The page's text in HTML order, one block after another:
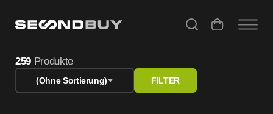
259Produkte
(Ohne Sortierung) FILTER